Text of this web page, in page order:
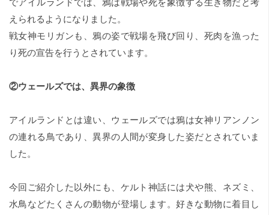
でアイルランドでは、鴉は戦場や死を象徴する生き物だと考
えられるようになりました。
戦女神モリガンも、鴉の姿で戦場を飛び回り、死肉を漁った
り死の宣告を行うとされています。
②ウェールズでは、異界の象徴
アイルランドとは違い、ウェールズでは鴉は女神リアンノン
の連れる鳥であり、異界の人間が変身した姿だとされていま
した。
今回ご紹介した以外にも、ケルト神話には犬や熊、ネズミ、
水鳥などたくさんの動物が登場します。好きな動物に着目し